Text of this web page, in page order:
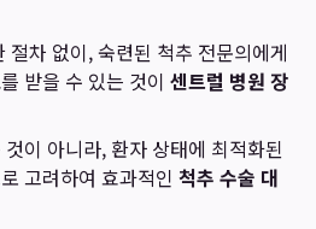
절차 없이, 숙련된 척추 전문의에게
받을 수 있는 것이 센트럴 병원 장
이 아니라, 환자 상태에 최적화된
고려하여 효과적인 척추 수술 대